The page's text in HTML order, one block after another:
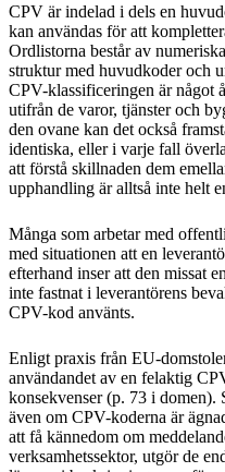
CPV är indelad i dels en
kan användas för att
Ordlistorna består av
struktur med huvudkoder och
CPV-klassificeringen är något
utifrån de varor, tjänster och
den ovane kan det också
identiska, eller i varje fall
att förstå skillnaden dem
upphandling är alltså inte helt
Många som arbetar med
med situationen att en
efterhand inser att den missat
inte fastnat i leverantörens
CPV-kod använts.
Enligt praxis från EU-
användandet av en felaktig
konsekvenser (p. 73 i domen).
även om CPV-koderna är
att få kännedom om
verksamhetssektor, utgör de